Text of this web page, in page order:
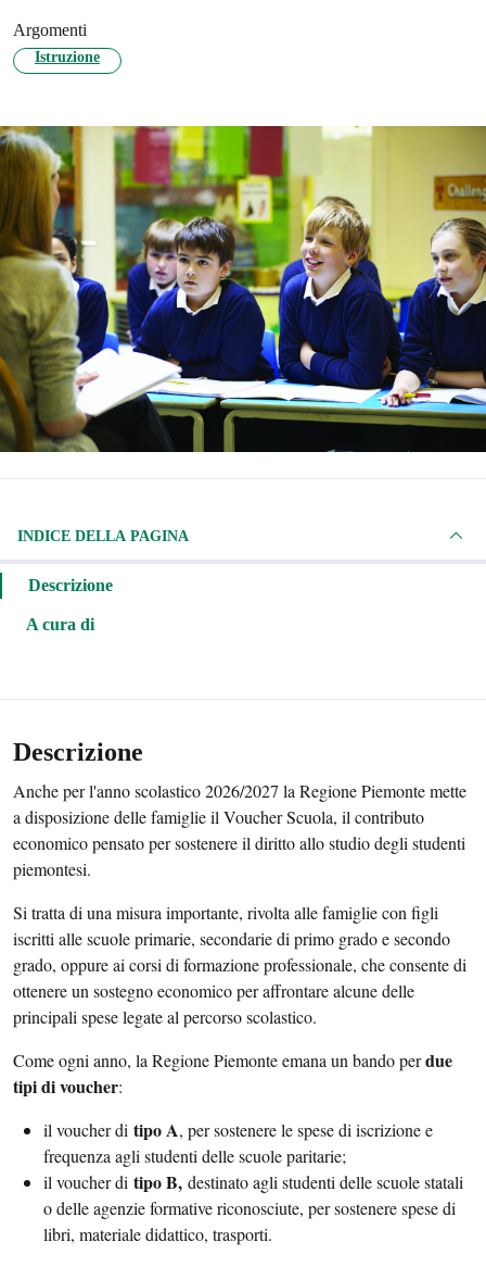
Argomenti
Istruzione
INDICE DELLA PAGINA
Descrizione
A cura di
Descrizione
Anche per l'anno scolastico 2026/2027 la Regione Piemonte mette
a disposizione delle famiglie il Voucher Scuola, il contributo
economico pensato per sostenere il diritto allo studio degli studenti
piemontesi.
Si tratta di una misura importante, rivolta alle famiglie con figli
iscritti alle scuole primarie, secondarie di primo grado e secondo
grado, oppure ai corsi di formazione professionale, che consente di
ottenere un sostegno economico per affrontare alcune delle
principali spese legate al percorso scolastico.
Come ogni anno, la Regione Piemonte emana un bando perdue
tipi di voucher:
il voucher di tipo A, per sostenere le spese di iscrizione e
frequenza agli studenti delle scuole paritarie;
il voucher di tipo B, destinato agli studenti delle scuole statali
o delle agenzie formative riconosciute, per sostenere spese di
libri, materiale didattico, trasporti.